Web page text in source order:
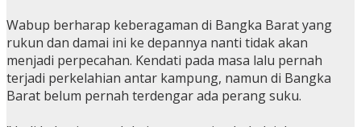
Wabup berharap keberagaman di Bangka Barat yang
rukun dan damai ini ke depannya nanti tidak akan
menjadi perpecahan. Kendati pada masa lalu pernah
terjadi perkelahian antar kampung, namun di Bangka
Barat belum pernah terdengar ada perang suku.